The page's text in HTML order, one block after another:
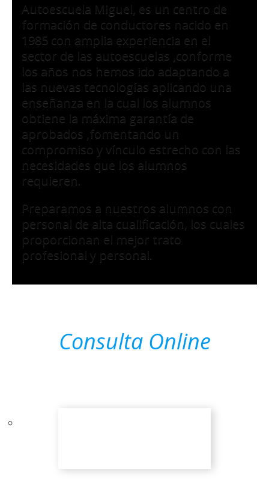
Autoescuela Miguel, es un centro de
formación de conductores nacido en
1985 con amplia experiencia en el
sector de las autoescuelas ,conforme
los años nos hemos ido adaptando a
las nuevas tecnologías aplicando una
enseñanza en la cual los alumnos
obtiene la máxima garantía de
aprobados ,fomentando un
compromiso y vínculo estrecho con las
necesidades que los alumnos
requieren.
Preparamos a nuestros alumnos con
personal de alta cualificación, los cuales
proporcionan el mejor trato
profesional y personal.
Consulta Online